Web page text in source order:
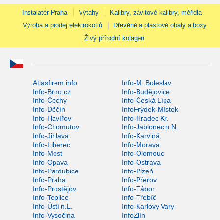
Instalatér Praha Výtahy
Kalibry, závitové kalibry, měřidla
Výroba a prodej elektrokotlů
Dřevěné a plastové obaly a boxy
Živý přírodní kolagen
Atlasfirem.info
Info-M. Boleslav
Info-Brno.cz
Info-Budějovice
Info-Čechy
Info-Česká Lípa
Info-Děčín
InfoFrýdek-Místek
Info-Havířov
Info-Hradec Kr.
Info-Chomutov
Info-Jablonec n.N.
Info-Jihlava
Info-Karviná
Info-Liberec
Info-Morava
Info-Most
Info-Olomouc
Info-Opava
Info-Ostrava
Info-Pardubice
Info-Plzeň
Info-Praha
Info-Přerov
Info-Prostějov
Info-Tábor
Info-Teplice
Info-Třebíč
Info-Ústí n.L.
Info-Karlovy Vary
Info-Vysočina
InfoZlín